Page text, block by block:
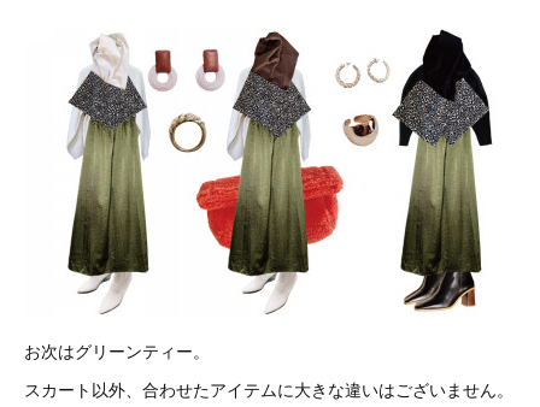
お次はグリーンティー。
スカート以外、合わせたアイテムに大きな違いはございません。